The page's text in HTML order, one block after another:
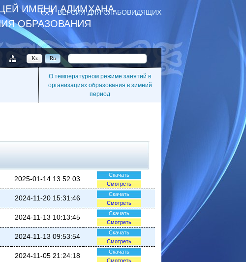
ИМЕНИ АЛИМХАНА
ОБРАЗОВАНИЯ
ВЕРСИЯ ДЛЯ СЛАБОВИДЯЩИХ
Ru
Kz
О температурном режиме занятий в
организациях образования в зимний
период
2025-01-14 13:52:03
Скачать
Смотреть
2024-11-20 15:31:46
Скачать
Смотреть
2024-11-13 10:13:45
Скачать
Смотреть
2024-11-13 09:53:54
Скачать
Смотреть
2024-11-05 21:24:18
Скачать
Смотреть